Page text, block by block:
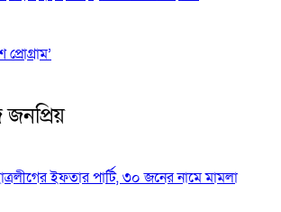
ইফতার পার্টি, ৩০ জনের নামে মামলা